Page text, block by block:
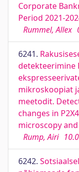
Corporate
Period 2021-
Rummel, Allex
6241.
detekteerimine
mikroskoopiat
meetodit.
changes in
microscopy
Rump, Airi
6242.